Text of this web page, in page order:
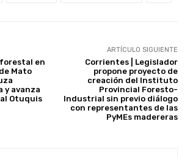
en
Mato
y avanza
Otuquis
ARTÍCULO SIGUIENTE
Corrientes | Legislador
propone proyecto de
creación del Instituto
Provincial Foresto-
Industrial sin previo diálogo
con representantes de las
PyMEs madereras